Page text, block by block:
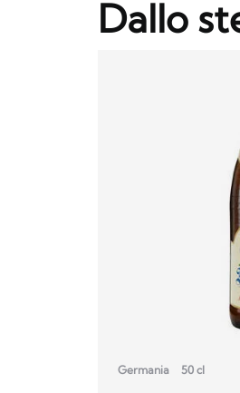
Dallo
Germania 50 cl